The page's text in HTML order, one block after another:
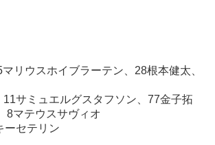
サヴィオ
テリン
柴戸海、24松尾佑介、39早川隼平、88長沼
リウスホイブラーテン、28根本健太、
11サミュエルグスタフソン、77金子拓
8マテウスサヴィオ
ーセテリン